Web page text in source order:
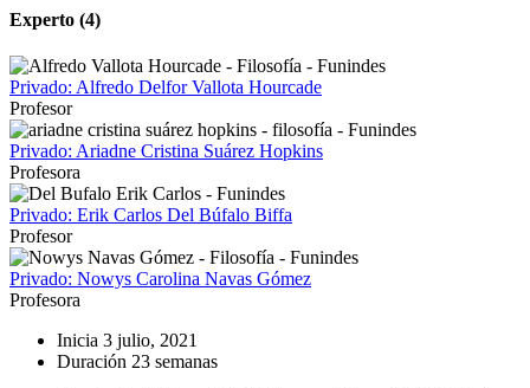
Experto (4)
Privado: Alfredo Delfor Vallota Hourcade
Profesor
Privado: Ariadne Cristina Suárez Hopkins
Profesora
Privado: Erik Carlos Del Búfalo Biffa
Profesor
Privado: Nowys Carolina Navas Gómez
Profesora
Inicia 3 julio, 2021
Duración 23 semanas